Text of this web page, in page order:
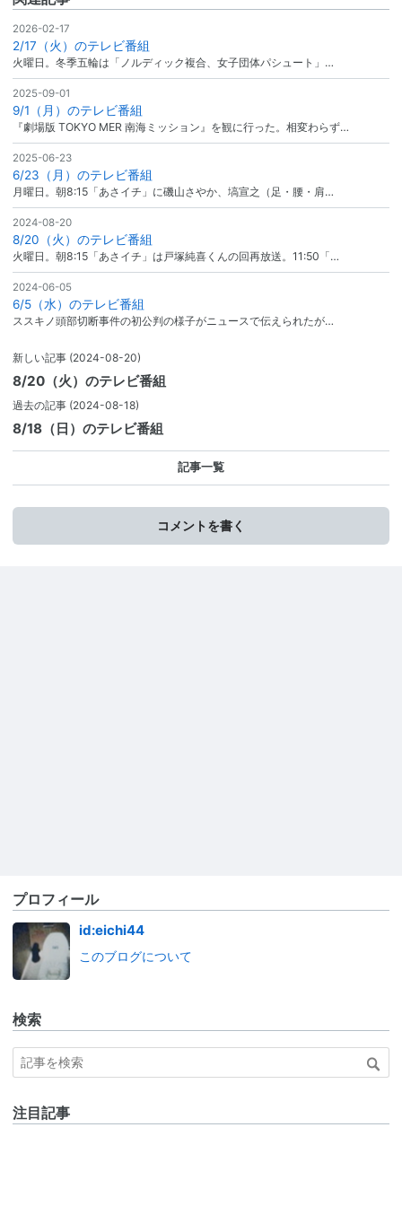
2026-02-17
2/17（火）のテレビ番組
火曜日。冬季五輪は「ノルディック複合、女子団体パシュート」…
2025-09-01
9/1（月）のテレビ番組
『劇場版 TOKYO MER 南海ミッション』を観に行った。相変わらず…
2025-06-23
6/23（月）のテレビ番組
月曜日。朝8:15「あさイチ」に磯山さやか、塙宣之（足・腰・肩…
2024-08-20
8/20（火）のテレビ番組
火曜日。朝8:15「あさイチ」は戸塚純喜くんの回再放送。11:50「…
2024-06-05
6/5（水）のテレビ番組
ススキノ頭部切断事件の初公判の様子がニュースで伝えられたが…
新しい記事 (2024-08-20)
8/20（火）のテレビ番組
過去の記事 (2024-08-18)
8/18（日）のテレビ番組
記事一覧
コメントを書く
プロフィール
id:eichi44
このブログについて
検索
注目記事